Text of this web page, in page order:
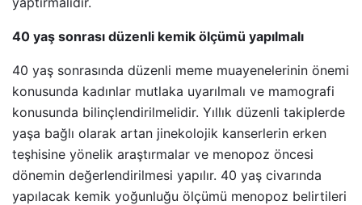
40 yaş sonrası düzenli kemik ölçümü yapılmalı
40 yaş sonrasında düzenli meme muayenelerinin önemi
konusunda kadınlar mutlaka uyarılmalı ve mamografi
konusunda bilinçlendirilmelidir. Yıllık düzenli takiplerde
yaşa bağlı olarak artan jinekolojik kanserlerin erken
teşhisine yönelik araştırmalar ve menopoz öncesi
dönemin değerlendirilmesi yapılır. 40 yaş civarında
yapılacak kemik yoğunluğu ölçümü menopoz belirtileri